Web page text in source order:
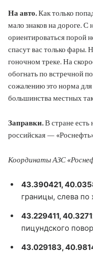
На авто.Как только
мало знаков на дороге.
ориентироваться порой
спасут вас только фары.
гоночном треке. На
обогнать по встречной
сожалению это норма
большинства местных
Заправки.В стране есть
российская —
Координаты АЗС
43.390421,
границы, слева по
43.229411,
пицундского
43.029183,